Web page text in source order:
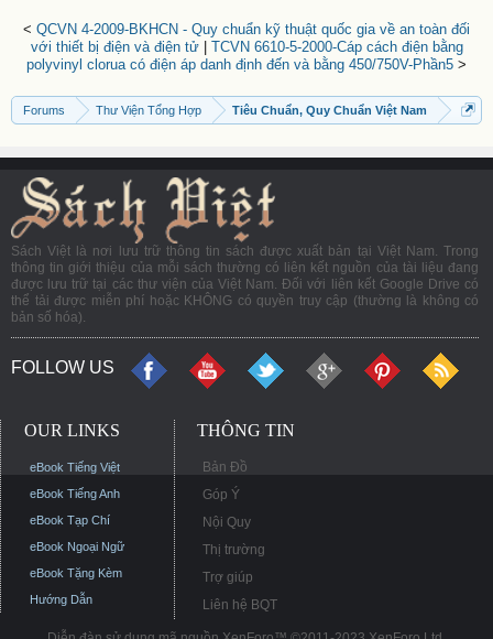
< QCVN 4-2009-BKHCN - Quy chuẩn kỹ thuật quốc gia về an toàn đối
với thiết bị điện và điện tử| TCVN 6610-5-2000-Cáp cách điện bằng
polyvinyl clorua có điện áp danh định đến và bằng 450/750V-Phần5 >
Forums Thư Viện Tổng Hợp Tiêu Chuẩn, Quy Chuẩn Việt Nam
Sách Việt là nơi lưu trữ thông tin sách được xuất bản tại Việt Nam. Trong
thông tin giới thiệu của mỗi sách thường có liên kết nguồn của tài liệu đang
được lưu trữ tại các thư viện của Việt Nam. Đối với liên kết Google Drive có
thể tải được miễn phí hoặc KHÔNG có quyền truy cập (thường là không có
bản số hóa).
FOLLOW US
OUR LINKS
eBook Tiếng Việt
eBook Tiếng Anh
eBook Tạp Chí
eBook Ngoại Ngữ
eBook Tặng Kèm
Hướng Dẫn
THÔNG TIN
Bản Đồ
Góp Ý
Nội Quy
Thị trường
Trợ giúp
Liên hệ BQT